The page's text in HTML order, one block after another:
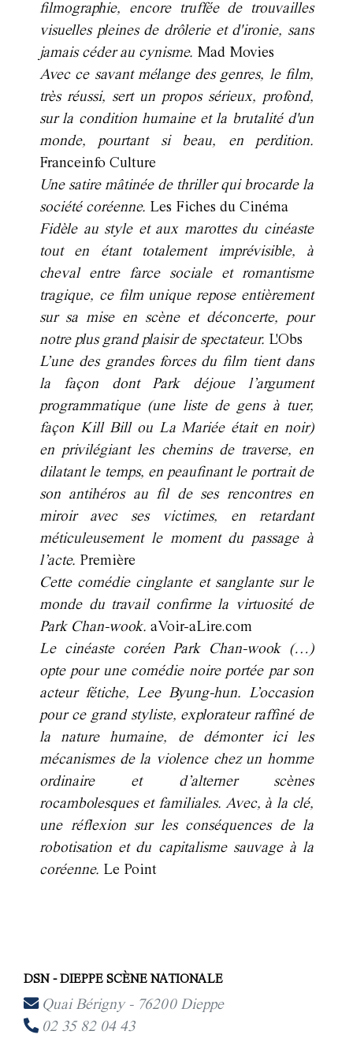
filmographie, encore truffée de trouvailles
visuelles pleines de drôlerie et d'ironie, sans
jamais céder au cynisme. Mad Movies
Avec ce savant mélange des genres, le film,
très réussi, sert un propos sérieux, profond,
sur la condition humaine et la brutalité d'un
monde, pourtant si beau, en perdition.
Franceinfo Culture
Une satire mâtinée de thriller qui brocarde la
société coréenne. Les Fiches du Cinéma
Fidèle au style et aux marottes du cinéaste
tout en étant totalement imprévisible, à
cheval entre farce sociale et romantisme
tragique, ce film unique repose entièrement
sur sa mise en scène et déconcerte, pour
notre plus grand plaisir de spectateur. L'Obs
L’une des grandes forces du film tient dans
la façon dont Park déjoue l’argument
programmatique (une liste de gens à tuer,
façon Kill Bill ou La Mariée était en noir)
en privilégiant les chemins de traverse, en
dilatant le temps, en peaufinant le portrait de
son antihéros au fil de ses rencontres en
miroir avec ses victimes, en retardant
méticuleusement le moment du passage à
l’acte. Première
Cette comédie cinglante et sanglante sur le
monde du travail confirme la virtuosité de
Park Chan-wook. aVoir-aLire.com
Le cinéaste coréen Park Chan-wook (…)
opte pour une comédie noire portée par son
acteur fétiche, Lee Byung-hun. L’occasion
pour ce grand styliste, explorateur raffiné de
la nature humaine, de démonter ici les
mécanismes de la violence chez un homme
ordinaire et d’alterner scènes
rocambolesques et familiales. Avec, à la clé,
une réflexion sur les conséquences de la
robotisation et du capitalisme sauvage à la
coréenne. Le Point
DSN - DIEPPE SCÈNE NATIONALE
Quai Bérigny - 76200 Dieppe
02 35 82 04 43